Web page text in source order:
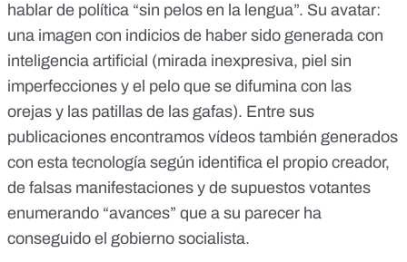
hablar de política “sin pelos en la lengua”. Su avatar:
una imagen con indicios de haber sido generada con
inteligencia artificial (mirada inexpresiva, piel sin
imperfecciones y el pelo que se difumina con las
orejas y las patillas de las gafas). Entre sus
publicaciones encontramos vídeos también generados
con esta tecnología según identifica el propio creador,
de falsas manifestaciones y de supuestos votantes
enumerando “avances” que a su parecer ha
conseguido el gobierno socialista.